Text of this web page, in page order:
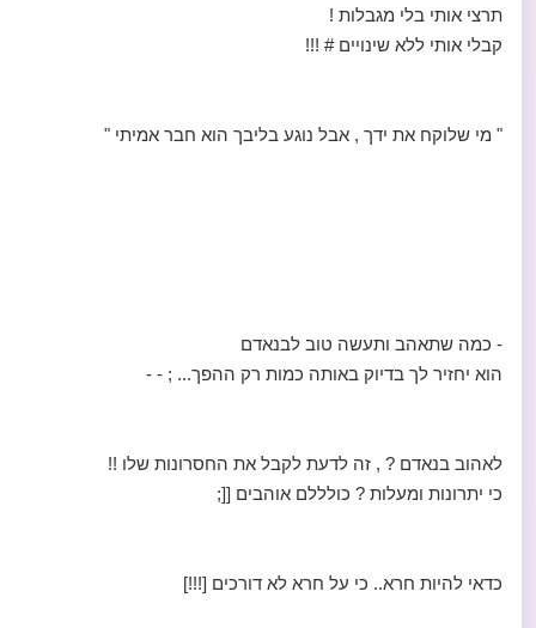
תרצי אותי בלי מגבלות !
קבלי אותי ללא שינויים # !!!
" מי שלוקח את ידך , אבל נוגע בליבך הוא חבר אמיתי "
- כמה שתאהב ותעשה טוב לבנאדם
הוא יחזיר לך בדיוק באותה כמות רק ההפך... ; - -
לאהוב בנאדם ? , זה לדעת לקבל את החסרונות שלו !!
כי יתרונות ומעלות ? כולללם אוהבים [[;
כדאי להיות חרא.. כי על חרא לא דורכים [!!!]